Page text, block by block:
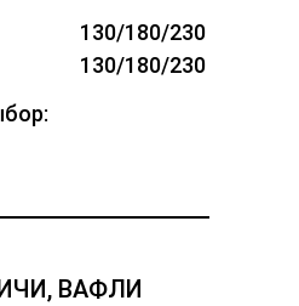
130/180/230
130/180/230
ВАФЛИ